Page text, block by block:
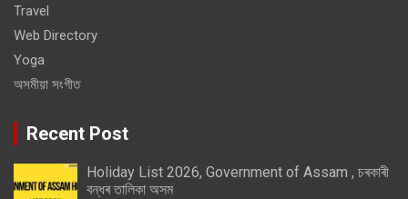
Travel
Web Directory
Yoga
অসমীয়া সংগীত
Recent Post
Holiday List 2026, Government of Assam , চৰকাৰী
বন্ধৰ তালিকা অসম